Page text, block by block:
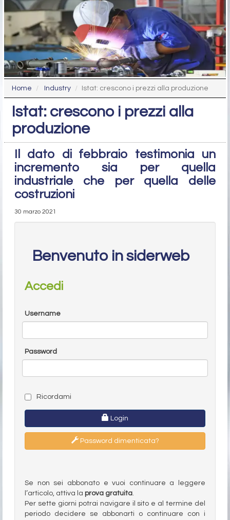
Home Industry Istat: crescono i prezzi alla produzione
Istat: crescono i prezzi alla
produzione
Il dato di febbraio testimonia un
incremento sia per quella
industriale che per quella delle
costruzioni
30 marzo 2021
Benvenuto in siderweb
Accedi
Username
Password
Ricordami
Login
Password dimenticata?
Se non sei abbonato e vuoi continuare a leggere
l’articolo, attiva la prova gratuita.
Per sette giorni potrai navigare il sito e al termine del
periodo decidere se abbonarti o continuare con i